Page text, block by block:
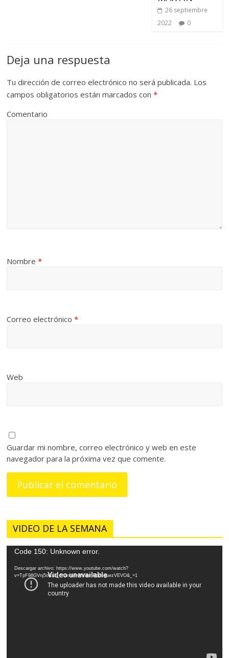
26 septiembre
2022
0
Deja una respuesta
Tu dirección de correo electrónico no será publicada. Los
campos obligatorios están marcados con*
Comentario
Nombre*
Correo electrónico*
Web
Guardar mi nombre, correo electrónico y web en este
navegador para la próxima vez que comente.
VIDEO DE LA SEMANA
Reproductor
vídeo
Code 150: Unknown error.
Descargar archivo: https://www.youtube.com/watch?
v=TpF98GVnj5o&ab_channel=MiriamRodriguezVEVO&_=1